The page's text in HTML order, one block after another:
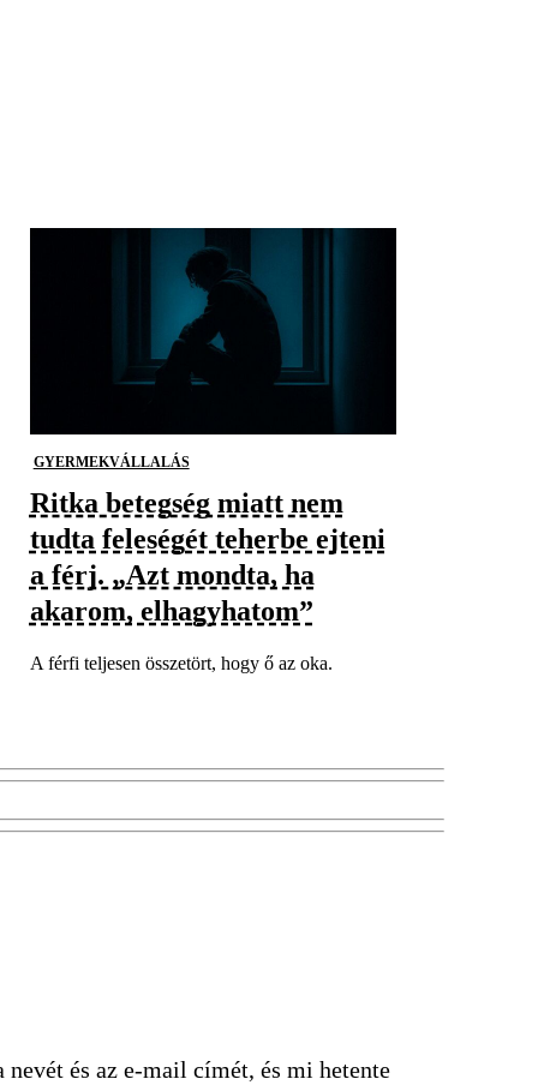
GYERMEKVÁLLALÁS
Ritka betegség miatt nem
tudta feleségét teherbe ejteni
a férj. „Azt mondta, ha
akarom, elhagyhatom”
A férfi teljesen összetört, hogy ő az oka.
és az e-mail címét, és mi hetente